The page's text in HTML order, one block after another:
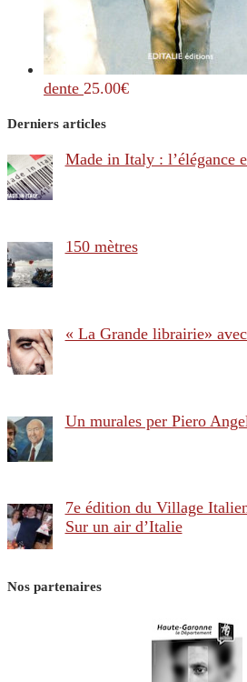
dente 25.00€
Derniers articles
Made in Italy : l’élégance
150 mètres
« La Grande librairie»
Un murales per Piero
7e édition du Village
Sur un air d’Italie
Nos partenaires